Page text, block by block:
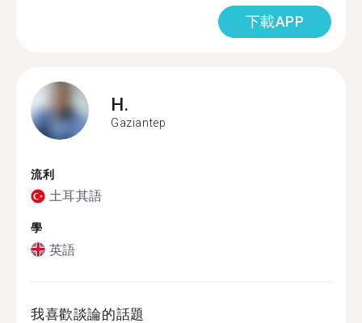
下載APP
H.
Gaziantep
流利
土耳其語
學
英語
我喜歡談論的話題